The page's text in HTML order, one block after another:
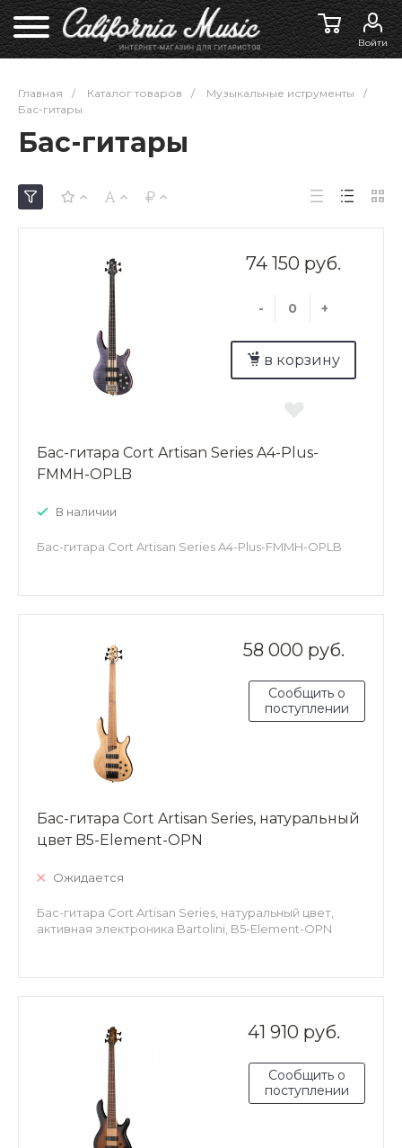
Войти
Главная / Каталог товаров / Музыкальные иструменты
/
Бас-гитары
Бас-гитары
74 150 руб.
- +
в корзину
Бас-гитара Cort Artisan Series A4-Plus-
FMMH-OPLB
В наличии
Бас-гитара Cort Artisan Series A4-Plus-FMMH-OPLB
58 000 руб.
Сообщить о
поступлении
Бас-гитара Cort Artisan Series, натуральный
цвет B5-Element-OPN
Ожидается
Бас-гитара Cort Artisan Series, натуральный цвет,
активная электроника Bartolini, B5-Element-OPN
41 910 руб.
Сообщить о
поступлении